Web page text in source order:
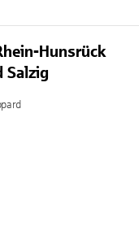
Hunsrück
Salzig